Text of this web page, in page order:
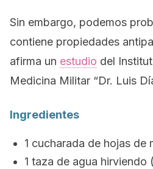
Sin embargo, podemos
contiene propiedades
afirma un estudio del
Medicina Militar “Dr. Luis
Ingredientes
1 cucharada de hojas de
1 taza de agua hirviendo